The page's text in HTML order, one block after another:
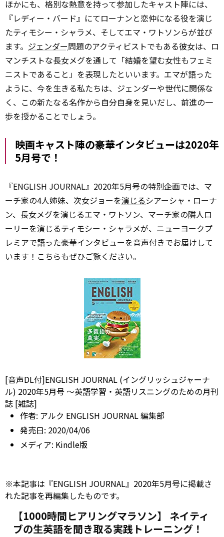
ほかにも、格別な熱意を持って参加したキャスト陣には、
『レディー・バード』にてローナンと恋仲になる役を演じ
たティモシー・シャラメ、そしてエマ・ワトソンらが並び
ます。 ジェンダー問題のアクティビストでもある彼女は、ロ
マンチストな長女メグを通して「結婚を望む女性もフェミ
ニストであること」を表現したといいます。エマが語った
ように、今を生きる私たちは、ジェンダーや世代に関係な
く、この新たなる名作から自分自身を見いだし、前進の一
歩を授かることでしょう。
映画キャスト陣の豪華インタビューは2020年
5月号で！
『ENGLISH JOURNAL』2020年5月号の特別企画では、マ
ーチ家の4人姉妹、次女ジョーを演じるシアーシャ・ローナ
ン、長女メグを演じるエマ・ワトソン、マーチ家の隣人ロ
ーリーを演じるティモシー・シャラメが、ニューヨークプ
レミアで語った豪華インタビューを音声付きでお届けして
います！こちらもぜひご覧ください。
[音声DL付]ENGLISH JOURNAL (イングリッシュジャーナ
ル) 2020年5月号 ～英語学習・英語リスニングのための月刊
誌 [雑誌]
作者: アルク ENGLISH JOURNAL 編集部
発売日: 2020/04/06
メディア: Kindle版
※本記事は『ENGLISH JOURNAL』2020年5月号に掲載さ
れた記事を再編集したものです。
【1000時間ヒアリングマラソン】 ネイティ
ブの生英語を聞き取る実践トレーニング！